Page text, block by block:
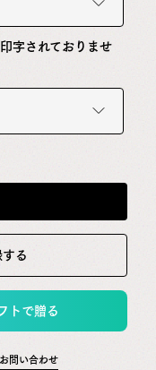
字されておりませ
る
トで贈る
問い合わせ